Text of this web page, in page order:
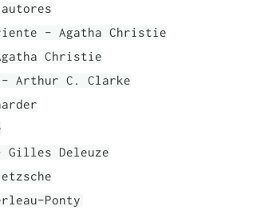
- Agatha Christie
Christie
- Arthur C. Clarke
Deleuze
Ponty